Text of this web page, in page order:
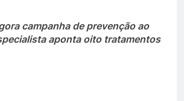
campanha de prevenção ao
aponta oito tratamentos